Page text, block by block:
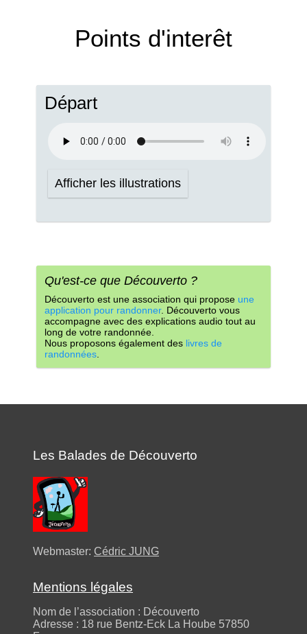
Points d'interêt
Départ
Afficher les illustrations
Qu'est-ce que Découverto ?
Découverto est une association qui propose une
application pour randonner. Découverto vous
accompagne avec des explications audio tout au
long de votre randonnée.
Nous proposons également des livres de
randonnées
Les Balades de Découverto
Webmaster: Cédric JUNG
Mentions légales
Nom de l’association : Découverto
Adresse : 18 rue Bentz-Eck La Hoube 57850